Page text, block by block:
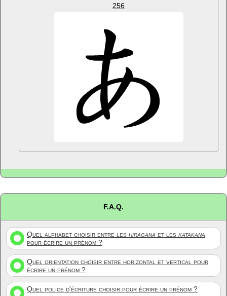
256
F.A.Q.
Quel alphabet choisir entre les hiragana et les katakana
pour écrire un prénom ?
Quel orientation choisir entre horizontal et vertical pour
écrire un prénom ?
Quel police d'écriture choisir pour écrire un prénom ?